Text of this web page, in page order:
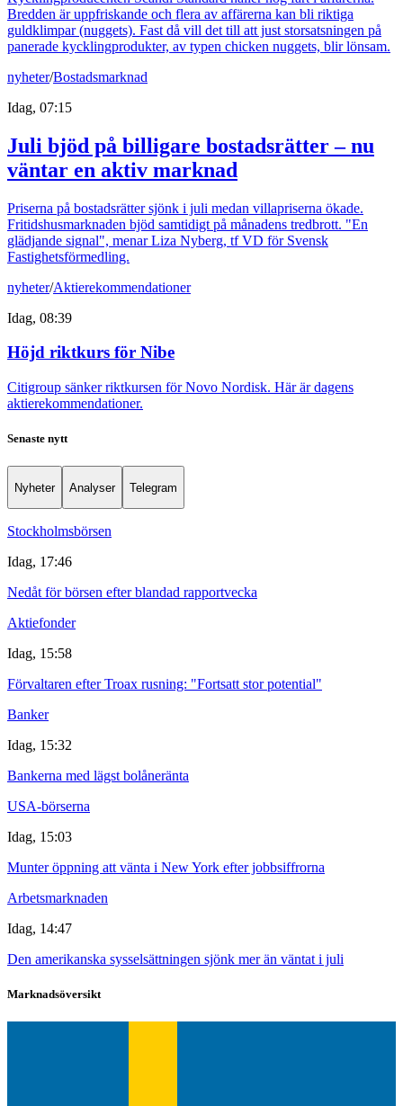
Bredden är uppfriskande och flera av affärerna kan bli riktiga
guldklimpar (nuggets). Fast då vill det till att just storsatsningen på
panerade kycklingprodukter, av typen chicken nuggets, blir lönsam.
nyheter/Bostadsmarknad
Idag, 07:15
Juli bjöd på billigare bostadsrätter – nu
väntar en aktiv marknad
Priserna på bostadsrätter sjönk i juli medan villapriserna ökade.
Fritidshusmarknaden bjöd samtidigt på månadens tredbrott. "En
glädjande signal", menar Liza Nyberg, tf VD för Svensk
Fastighetsförmedling.
nyheter/Aktierekommendationer
Idag, 08:39
Höjd riktkurs för Nibe
Citigroup sänker riktkursen för Novo Nordisk. Här är dagens
aktierekommendationer.
Senaste nytt
Nyheter Analyser Telegram
Stockholmsbörsen
Idag, 17:46
Nedåt för börsen efter blandad rapportvecka
Aktiefonder
Idag, 15:58
Förvaltaren efter Troax rusning: "Fortsatt stor potential"
Banker
Idag, 15:32
Bankerna med lägst bolåneränta
USA-börserna
Idag, 15:03
Munter öppning att vänta i New York efter jobbsiffrorna
Arbetsmarknaden
Idag, 14:47
Den amerikanska sysselsättningen sjönk mer än väntat i juli
Marknadsöversikt